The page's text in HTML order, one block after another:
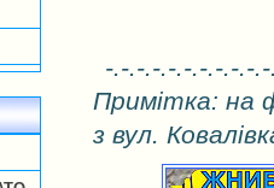
-.-.-.-.-.-.-.-.-.-
Примітка: на
з вул.